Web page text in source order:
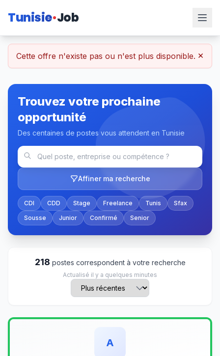
Tunisie Job
Cette offre n'existe pas ou n'est plus disponible. ×
Trouvez votre prochaine
opportunité
Des centaines de postes vous attendent en Tunisie
Affiner ma recherche
CDI CDD Stage Freelance Tunis
Sfax
Sousse
Junior Confirmé Senior
218 postes correspondent à votre recherche
Actualisé il y a quelques minutes
A